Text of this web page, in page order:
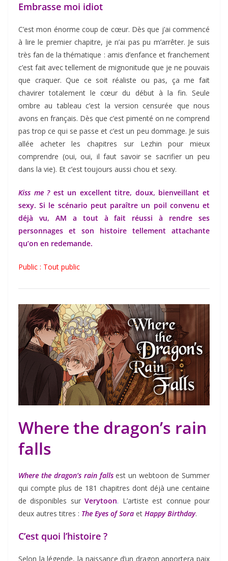
Embrasse moi idiot
C’est mon énorme coup de cœur. Dès que j’ai commencé
à lire le premier chapitre, je n’ai pas pu m’arrêter. Je suis
très fan de la thématique : amis d’enfance et franchement
c’est fait avec tellement de mignonitude que je ne pouvais
que craquer. Que ce soit réaliste ou pas, ça me fait
chavirer totalement le cœur du début à la fin. Seule
ombre au tableau c’est la version censurée que nous
avons en français. Dès que c’est pimenté on ne comprend
pas trop ce qui se passe et c’est un peu dommage. Je suis
allée acheter les chapitres sur Lezhin pour mieux
comprendre (oui, oui, il faut savoir se sacrifier un peu
dans la vie). Et c’est toujours aussi chou et sexy.
Kiss me ?est un excellent titre, doux, bienveillant et
sexy. Si le scénario peut paraître un poil convenu et
déjà vu, AM a tout à fait réussi à rendre ses
personnages et son histoire tellement attachante
qu’on en redemande.
Public : Tout public
Where the dragon’s rain
falls
Where the dragon’s rain fallsest un webtoon de Summer
qui compte plus de 181 chapitres dont déjà une centaine
de disponibles surVerytoon. L’artiste est connue pour
deux autres titres : The Eyes of Sora et Happy Birthday.
C’est quoi l’histoire ?
Selon la légende, la naissance d’un dragon apportera paix